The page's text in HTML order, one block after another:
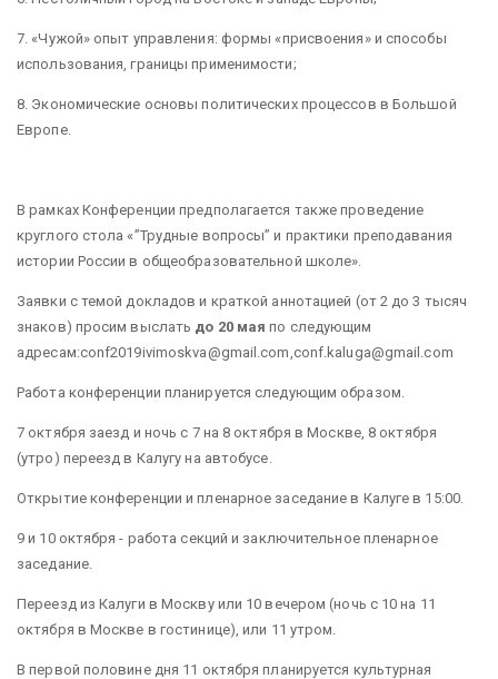
7. «Чужой» опыт управления: формы «присвоения» и способы
использования, границы применимости;
8. Экономические основы политических процессов в Большой
Европе.
В рамках Конференции предполагается также проведение
круглого стола «”Трудные вопросы” и практики преподавания
истории России в общеобразовательной школе».
Заявки с темой докладов и краткой аннотацией (от 2 до 3 тысяч
знаков) просим выслать до 20 маяпо следующим
адресам:conf2019ivimoskva@gmail.com,conf.kaluga@gmail.com
Работа конференции планируется следующим образом.
7 октября заезд и ночь с 7 на 8 октября в Москве, 8 октября
(утро) переезд в Калугу на автобусе.
Открытие конференции и пленарное заседание в Калуге в 15:00.
9 и 10 октября - работа секций и заключительное пленарное
заседание.
Переезд из Калуги в Москву или 10 вечером (ночь с 10 на 11
октября в Москве в гостинице), или 11 утром.
В первой половине дня 11 октября планируется культурная